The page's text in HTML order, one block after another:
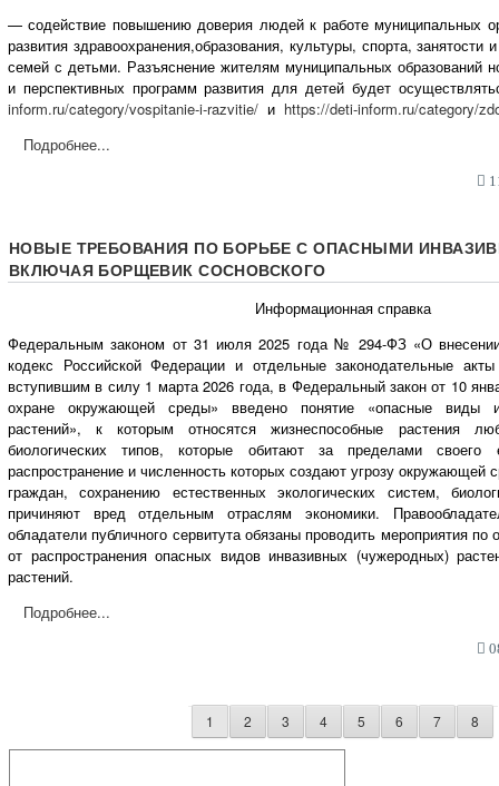
— содействие повышению доверия людей к работе муниципальных
развития здравоохранения,образования, культуры, спорта, занятости
семей с детьми. Разъяснение жителям муниципальных образований
и перспективных программ развития для детей будет
inform.ru/category/vospitanie-i-razvitie/ и https://deti-inform.ru/category/
Подробнее...
НОВЫЕ ТРЕБОВАНИЯ ПО БОРЬБЕ С ОПАСНЫМИ
ВКЛЮЧАЯ БОРЩЕВИК СОСНОВСКОГО
Информационная справка
Федеральным законом от 31 июля 2025 года № 294-ФЗ «О
кодекс Российской Федерации и отдельные законодательные
вступившим в силу 1 марта 2026 года, в Федеральный закон от 10
охране окружающей среды» введено понятие «опасные виды
растений», к которым относятся жизнеспособные растения
биологических типов, которые обитают за пределами своего
распространение и численность которых создают угрозу окружающей
граждан, сохранению естественных экологических систем,
причиняют вред отдельным отраслям экономики.
обладатели публичного сервитута обязаны проводить мероприятия
от распространения опасных видов инвазивных (чужеродных)
растений.
Подробнее...
1 2 3 4 5 6 7 8